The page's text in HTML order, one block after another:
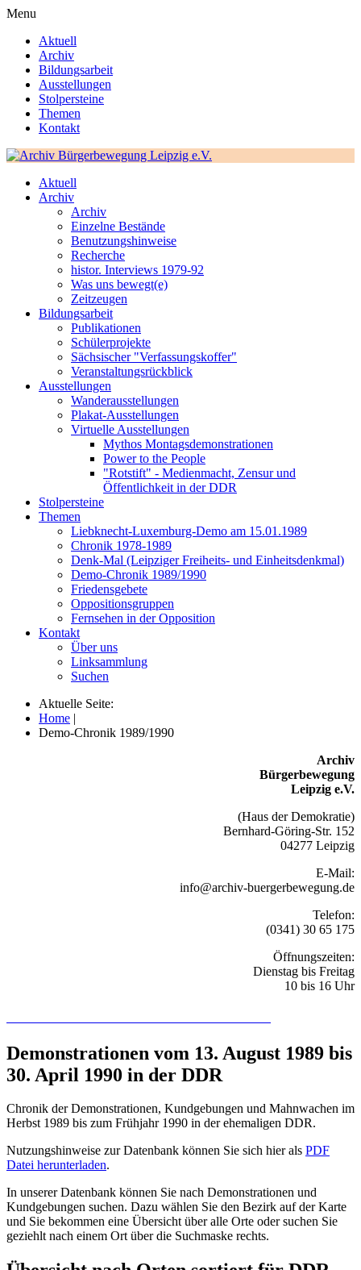
Menu
Aktuell
Archiv
Bildungsarbeit
Ausstellungen
Stolpersteine
Themen
Kontakt
Aktuell
Archiv
Archiv
Einzelne Bestände
Benutzungshinweise
Recherche
histor. Interviews 1979-92
Was uns bewegt(e)
Zeitzeugen
Bildungsarbeit
Publikationen
Schülerprojekte
Sächsischer "Verfassungskoffer"
Veranstaltungsrückblick
Ausstellungen
Wanderausstellungen
Plakat-Ausstellungen
Virtuelle Ausstellungen
Mythos Montagsdemonstrationen
Power to the People
"Rotstift" - Medienmacht, Zensur und
Öffentlichkeit in der DDR
Stolpersteine
Themen
Liebknecht-Luxemburg-Demo am 15.01.1989
Chronik 1978-1989
Denk-Mal (Leipziger Freiheits- und Einheitsdenkmal)
Demo-Chronik 1989/1990
Friedensgebete
Oppositionsgruppen
Fernsehen in der Opposition
Kontakt
Über uns
Linksammlung
Suchen
Aktuelle Seite:
Home |
Demo-Chronik 1989/1990
Archiv
Bürgerbewegung
Leipzig e.V.
(Haus der Demokratie)
Bernhard-Göring-Str. 152
04277 Leipzig
E-Mail:
info@archiv-buergerbewegung.de
Telefon:
(0341) 30 65 175
Öffnungszeiten:
Dienstag bis Freitag
10 bis 16 Uhr
Demonstrationen vom 13. August 1989 bis
30. April 1990 in der DDR
Chronik der Demonstrationen, Kundgebungen und Mahnwachen im
Herbst 1989 bis zum Frühjahr 1990 in der ehemaligen DDR.
Nutzungshinweise zur Datenbank können Sie sich hier als PDF
Datei herunterladen.
In unserer Datenbank können Sie nach Demonstrationen und
Kundgebungen suchen. Dazu wählen Sie den Bezirk auf der Karte
und Sie bekommen eine Übersicht über alle Orte oder suchen Sie
geziehlt nach einem Ort über die Suchmaske rechts.